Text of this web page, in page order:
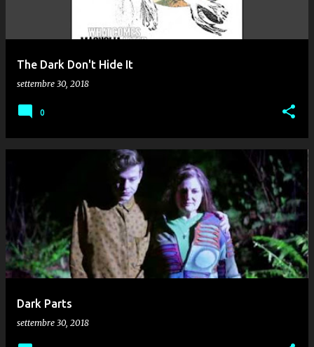
The Dark Don't Hide It
settembre 30, 2018
0
Dark Parts
settembre 30, 2018